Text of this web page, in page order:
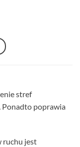
stref
Ponadto poprawia
ruchu jest